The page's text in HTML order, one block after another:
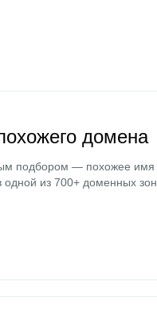
домена
подбором — похожее имя
из 700+ доменных зон.